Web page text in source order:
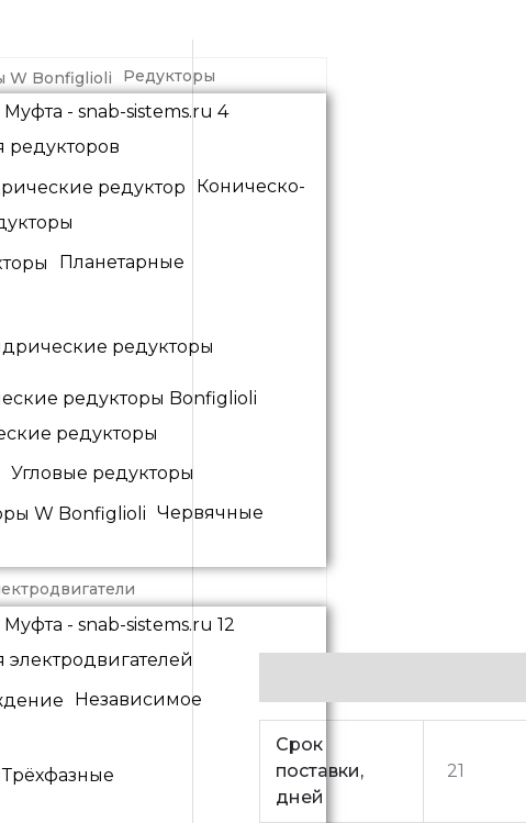
Редукторы
Коническо-
Планетарные
редукторы
редукторы
Угловые редукторы
Червячные
Независимое
Трёхфазные
Срок
поставки,
дней
21